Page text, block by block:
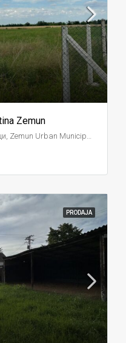
Zemun
PRODAJA